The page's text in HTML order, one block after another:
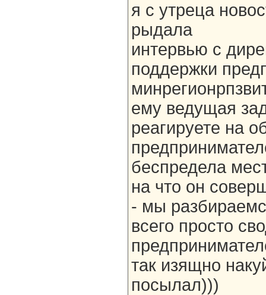
я с утреца
рыдала
интервью с
поддержки
ему ведущая
реагируете на
беспредела
на что он
- мы
всего просто
так изящно
посылал)))